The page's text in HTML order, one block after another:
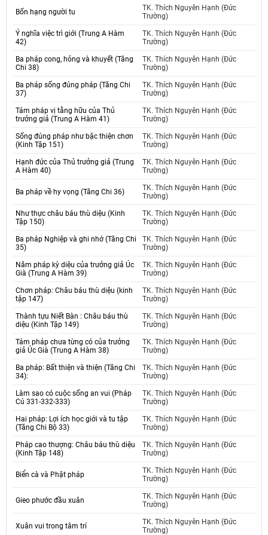
Bốn hạng người tu
TK. Thích Nguyên Hạnh (Đức
Trường)
Ý nghĩa việc trì giới (Trung A Hàm
42)
TK. Thích Nguyên Hạnh (Đức
Trường)
Ba pháp cong, hỏng và khuyết (Tăng
Chi 38)
TK. Thích Nguyên Hạnh (Đức
Trường)
Ba pháp sống đúng pháp (Tăng Chi
37)
TK. Thích Nguyên Hạnh (Đức
Trường)
Tám pháp vị tằng hữu của Thủ
trưởng giả (Trung A Hàm 41)
TK. Thích Nguyên Hạnh (Đức
Trường)
Sống đúng pháp như bậc thiện chơn
(Kinh Tập 151)
TK. Thích Nguyên Hạnh (Đức
Trường)
Hạnh đức của Thủ trưởng giả (Trung
A Hàm 40)
TK. Thích Nguyên Hạnh (Đức
Trường)
Ba pháp về hy vọng (Tăng Chi 36)
TK. Thích Nguyên Hạnh (Đức
Trường)
Như thực châu báu thù diệu (Kinh
Tập 150)
TK. Thích Nguyên Hạnh (Đức
Trường)
Ba pháp Nghiệp và ghi nhớ (Tăng Chi
35)
TK. Thích Nguyên Hạnh (Đức
Trường)
Năm pháp kỳ diệu của trưởng giả Úc
Già (Trung A Hàm 39)
TK. Thích Nguyên Hạnh (Đức
Trường)
Chơn pháp: Châu báu thù diệu (kinh
tập 147)
TK. Thích Nguyên Hạnh (Đức
Trường)
Thành tựu Niết Bàn : Châu báu thù
diệu (Kinh Tập 149)
TK. Thích Nguyên Hạnh (Đức
Trường)
Tám pháp chưa từng có của trưởng
giả Úc Già (Trung A Hàm 38)
TK. Thích Nguyên Hạnh (Đức
Trường)
Ba pháp: Bất thiện và thiện (Tăng Chi
34):
TK. Thích Nguyên Hạnh (Đức
Trường)
Làm sao có cuộc sống an vui (Pháp
Cú 331-332-333)
TK. Thích Nguyên Hạnh (Đức
Trường)
Hai pháp: Lợi ích học giới và tu tập
(Tăng Chi Bộ 33)
TK. Thích Nguyên Hạnh (Đức
Trường)
Pháp cao thượng: Châu báu thù diệu
(Kinh Tập 148)
TK. Thích Nguyên Hạnh (Đức
Trường)
Biển cà và Phật pháp
TK. Thích Nguyên Hạnh (Đức
Trường)
Gieo phước đầu xuân
TK. Thích Nguyên Hạnh (Đức
Trường)
Xuân vui trong tâm trí
TK. Thích Nguyên Hạnh (Đức
Trường)